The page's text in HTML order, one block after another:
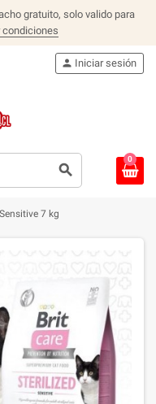
gratuito, solo valido para
condiciones
search
person Iniciar sesión
0
7 kg